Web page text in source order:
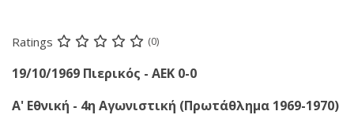
Ratings (0)
19/10/1969 Πιερικός - AEK 0-0
Α' Εθνική - 4η Αγωνιστική (Πρωτάθλημα 1969-1970)